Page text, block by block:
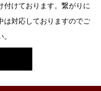
付けております。繋がりに
は対応しておりますのでご